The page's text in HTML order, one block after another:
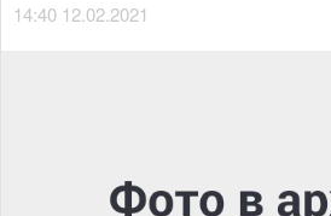
14:40 12.02.2021